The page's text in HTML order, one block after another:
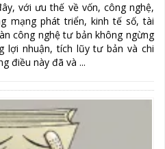
với ưu thế về vốn, công nghệ,
mạng phát triển, kinh tế số, tài
công nghệ tư bản không ngừng
lợi nhuận, tích lũy tư bản và chi
điều này đã và ...